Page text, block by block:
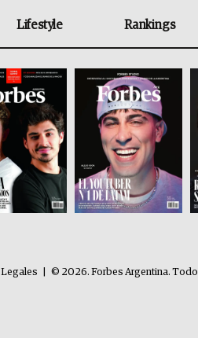
Lifestyle Rankings
Legales
© 2026. Forbes Argentina.